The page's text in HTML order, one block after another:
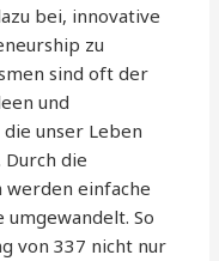
bei, innovative
zu
sind oft der
und
unser Leben
die
werden einfache
So
von 337 nicht nur